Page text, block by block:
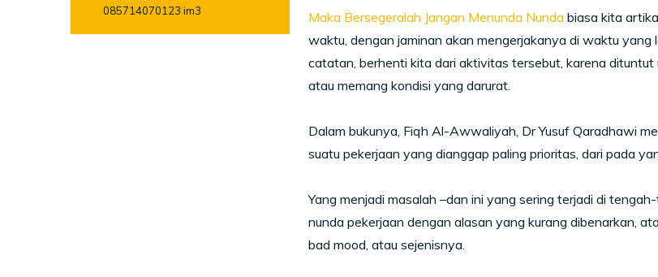
Maka Bersegeralah Jangan Menunda Nunda biasa kita
waktu, dengan jaminan akan mengerjakanya di waktu yang
catatan, berhenti kita dari aktivitas tersebut, karena
atau memang kondisi yang darurat.
Dalam bukunya, Fiqh Al-Awwaliyah, Dr Yusuf Qaradhawi
suatu pekerjaan yang dianggap paling prioritas, dari pada
Yang menjadi masalah –dan ini yang sering terjadi di
nunda pekerjaan dengan alasan yang kurang dibenarkan,
bad mood, atau sejenisnya.
085714070123 im3